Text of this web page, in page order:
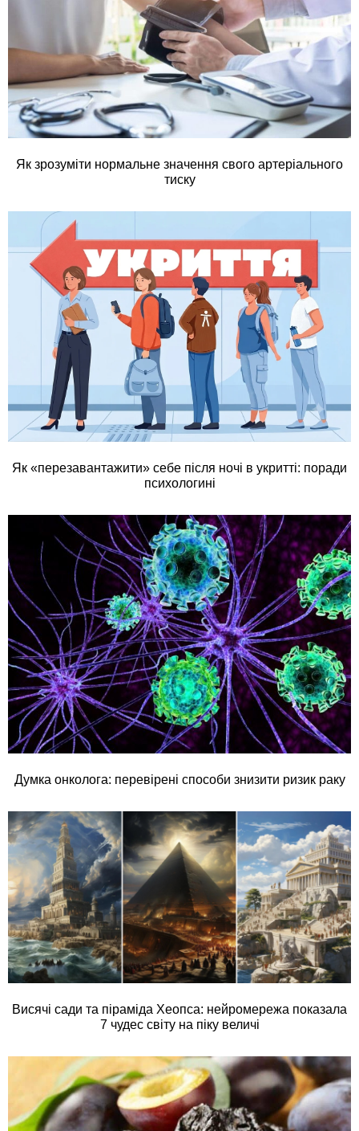
Як зрозуміти нормальне значення свого артеріального
тиску
Як «перезавантажити» себе після ночі в укритті: поради
психологині
Думка онколога: перевірені способи знизити ризик раку
Висячі сади та піраміда Хеопса: нейромережа показала
7 чудес світу на піку величі